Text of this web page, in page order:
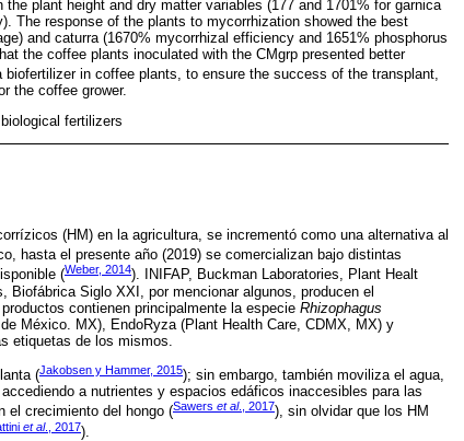
plant height and dry matter variables (177 and 1701% for garnica
The response of the plants to mycorrhization showed the best
and caturra (1670% mycorrhizal efficiency and 1651% phosphorus
the coffee plants inoculated with the CMgrp presented better
in coffee plants, to ensure the success of the transplant,
the coffee grower.
fertilizers
(HM) en la agricultura, se incrementó como una alternativa al
hasta el presente año (2019) se comercializan bajo distintas
(Weber, 2014). INIFAP, Buckman Laboratories, Plant Healt
Biofábrica Siglo XXI, por mencionar algunos, producen el
contienen principalmente la especie Rhizophagus
México. MX), EndoRyza (Plant Health Care, CDMX, MX) y
etiquetas de los mismos.
(Jakobsen y Hammer, 2015); sin embargo, también moviliza el agua,
a nutrientes y espacios edáficos inaccesibles para las
el crecimiento del hongo (Sawers et al., 2017), sin olvidar que los HM
et al., 2017).